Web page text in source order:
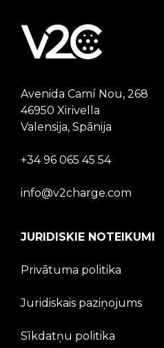
Avenida Camí Nou, 268
46950 Xirivella
Valensija, Spānija
+34 96 065 45 54
info@v2charge.com
JURIDISKIE NOTEIKUMI
Privātuma politika
Juridiskais paziņojums
Sīkdatņu politika